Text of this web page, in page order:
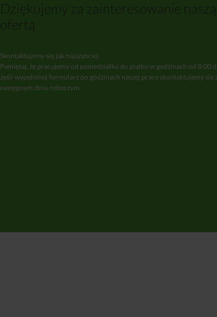
Dziękujemy za zainteresowanie naszą
ofertą
Skontaktujemy się jak najszybciej.
Pamiętaj, że pracujemy od poniedziałku do piątku w godzinach od 8:00
Jeśli wypełniłeś formularz po godzinach naszej pracy skontaktujemy się
następnym dniu roboczym.